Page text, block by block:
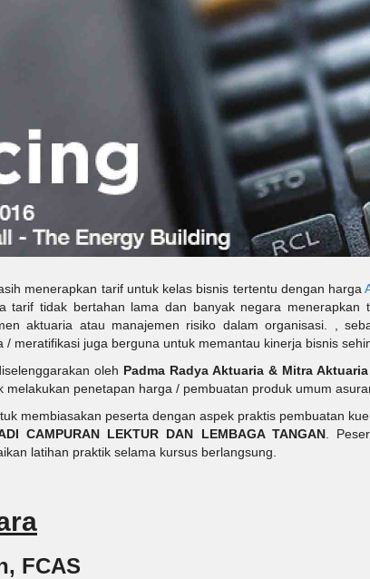
menerapkan tarif untuk kelas bisnis tertentu dengan harga
tarif tidak bertahan lama dan banyak negara menerapkan
aktuaria atau manajemen risiko dalam organisasi. ,
meratifikasi juga berguna untuk memantau kinerja bisnis
oleh Padma Radya Aktuaria & Mitra
melakukan penetapan harga / pembuatan produk umum
membiasakan peserta dengan aspek praktis pembuatan kue.
CAMPURAN LEKTUR DAN LEMBAGA TANGAN .
latihan praktik selama kursus berlangsung.
FCAS